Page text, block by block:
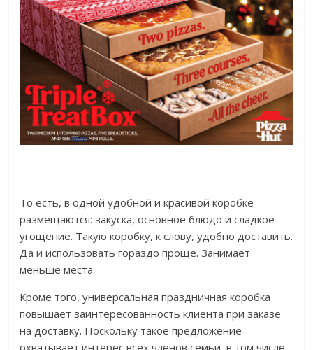
То есть, в одной удобной и красивой коробке
размещаются: закуска, основное блюдо и сладкое
угощение. Такую коробку, к слову, удобно доставить.
Да и использовать гораздо проще. Занимает
меньше места.
Кроме того, универсальная праздничная коробка
повышает заинтересованность клиента при заказе
на доставку. Поскольку такое предложение